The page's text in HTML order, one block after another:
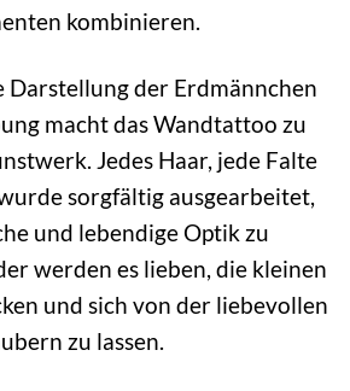
kombinieren.
Darstellung der Erdmännchen
macht das Wandtattoo zu
Jedes Haar, jede Falte
sorgfältig ausgearbeitet,
und lebendige Optik zu
werden es lieben, die kleinen
und sich von der liebevollen
zu lassen.